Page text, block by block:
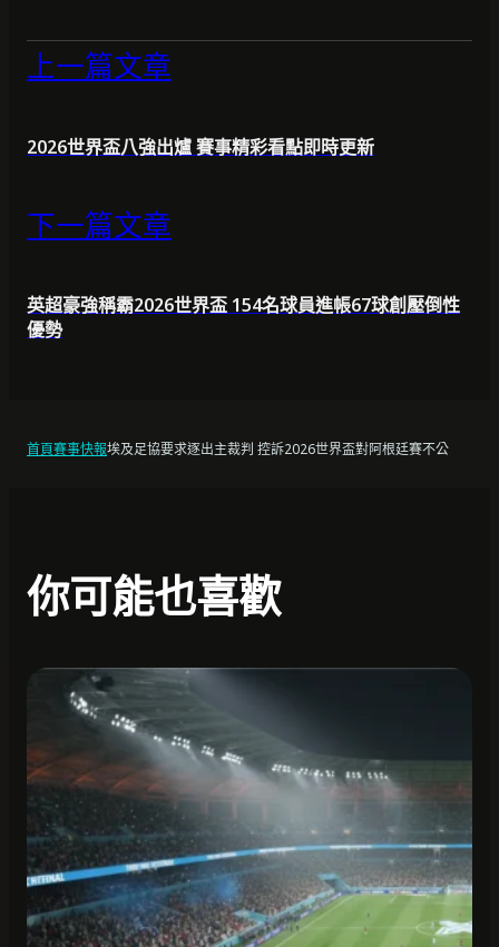
上一篇文章
2026世界盃八強出爐 賽事精彩看點即時更新
下一篇文章
英超豪強稱霸2026世界盃 154名球員進帳67球創壓倒性
優勢
首頁賽事快報埃及足協要求逐出主裁判 控訴2026世界盃對阿根廷賽不公
你可能也喜歡